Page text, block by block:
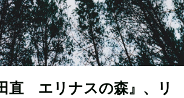
直 エリナスの森』、リ